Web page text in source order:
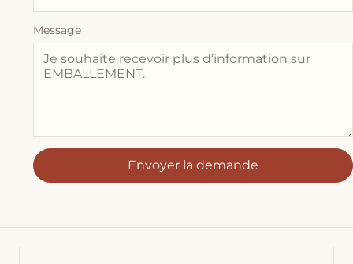
Message
Envoyer la demande